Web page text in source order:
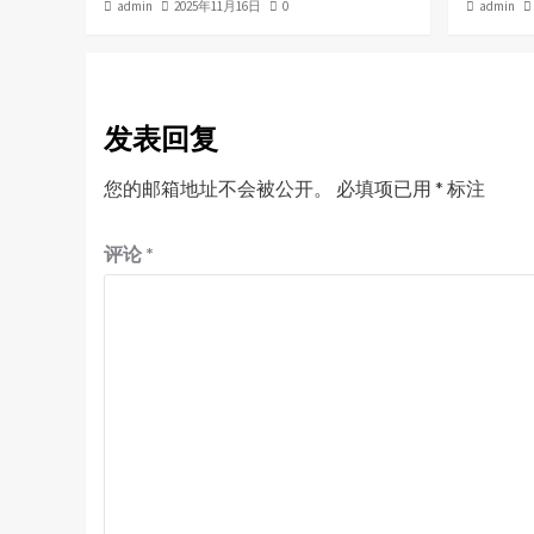
admin 2025年11月16日 0 admin
发表回复
您的邮箱地址不会被公开。 必填项已用 * 标注
评论 *